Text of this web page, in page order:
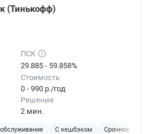
(Тинькофф)
ПСК
29.885 - 59.858%
Стоимость
0 - 990 р./год
Решение
2 мин.
С кешбэком Срочное